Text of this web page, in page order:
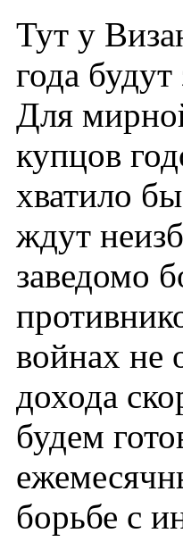
Тут у
года
Для
купцов
хватило
ждут
заведомо
войнах не
дохода
будем
борьбе с